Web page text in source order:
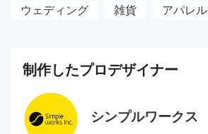
ウェディング
雑貨 アパレル
制作したプロデザイナー
シンプルワークス